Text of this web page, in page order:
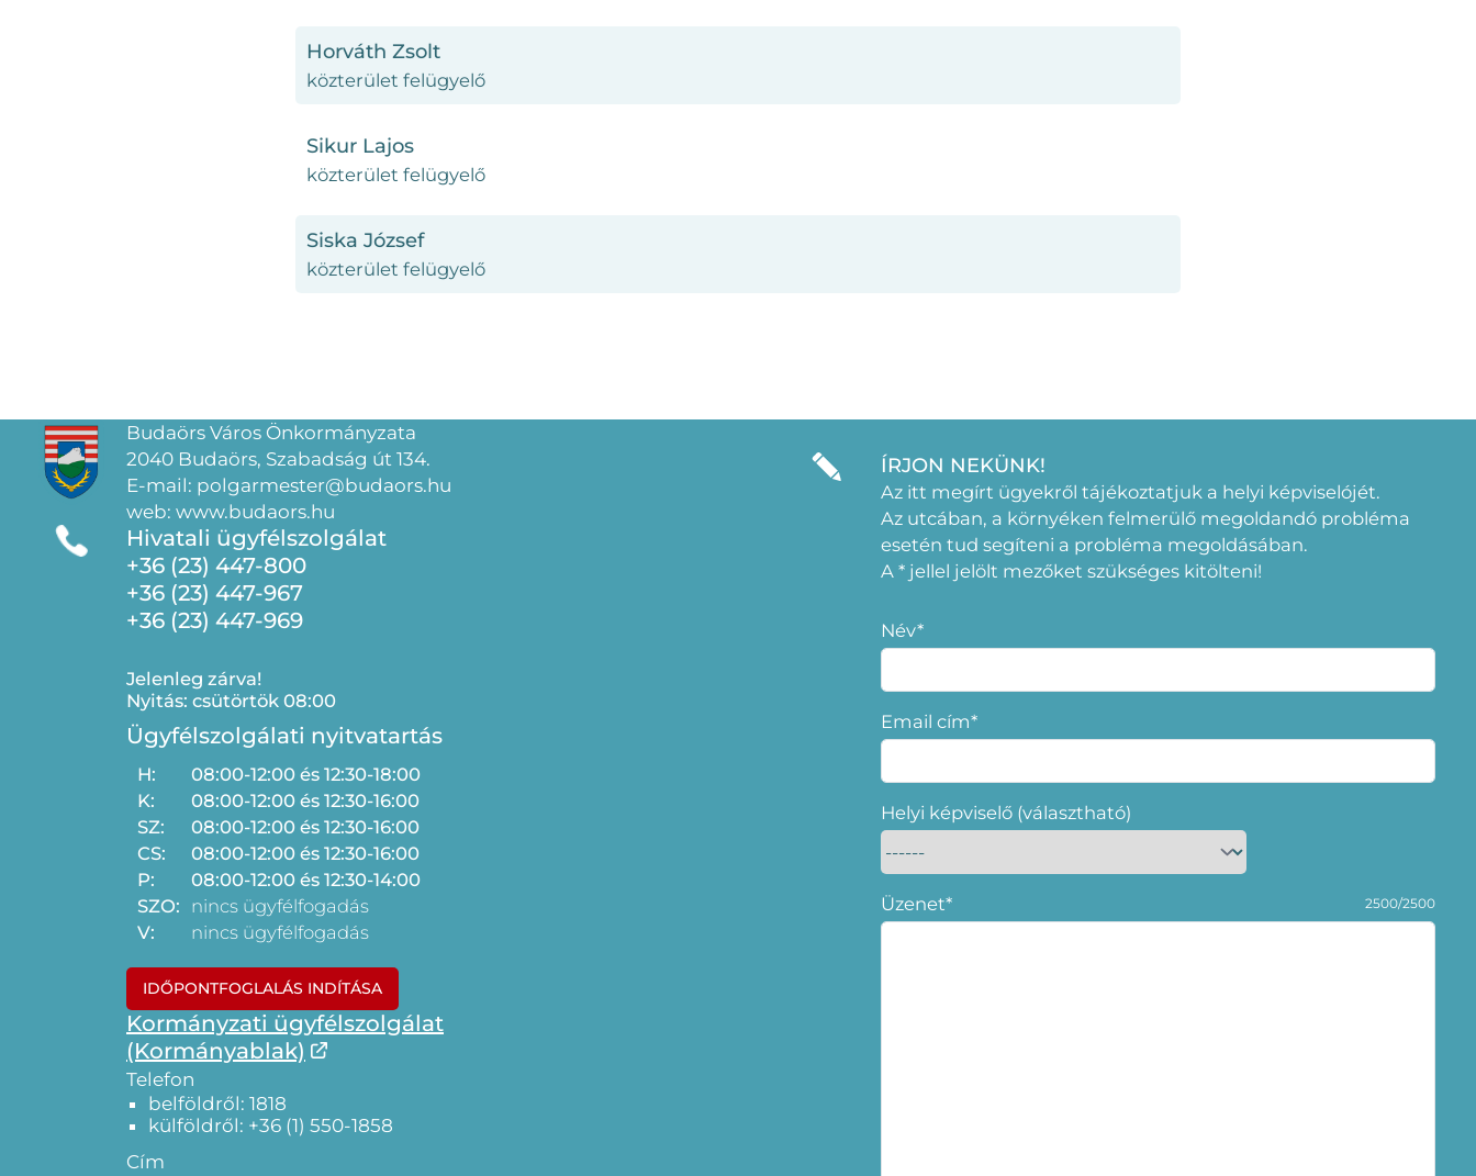
Horváth Zsolt
közterület felügyelő
Sikur Lajos
közterület felügyelő
Siska József
közterület felügyelő
Budaörs Város Önkormányzata
2040 Budaörs, Szabadság út 134.
E-mail: polgarmester@budaors.hu
web: www.budaors.hu
Hivatali ügyfélszolgálat
+36 (23) 447-800
+36 (23) 447-967
+36 (23) 447-969
Jelenleg zárva!
Nyitás: csütörtök 08:00
Ügyfélszolgálati nyitvatartás
H:
08:00-12:00 és 12:30-18:00
K:
08:00-12:00 és 12:30-16:00
SZ:
08:00-12:00 és 12:30-16:00
CS:
08:00-12:00 és 12:30-16:00
P:
08:00-12:00 és 12:30-14:00
SZO: nincs ügyfélfogadás
V:
nincs ügyfélfogadás
IDŐPONTFOGLALÁS INDÍTÁSA
Kormányzati ügyfélszolgálat
(Kormányablak)
Telefon
belföldről: 1818
külföldről: +36 (1) 550-1858
Cím
ÍRJON NEKÜNK!
Az itt megírt ügyekről tájékoztatjuk a helyi képviselójét.
Az utcában, a környéken felmerülő megoldandó probléma
esetén tud segíteni a probléma megoldásában.
A * jellel jelölt mezőket szükséges kitölteni!
Név*
Email cím*
Helyi képviselő (választható)
Üzenet* 2500/2500